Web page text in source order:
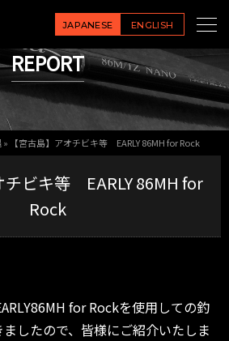
JAPANESE ENGLISH
REPORT
» 【宮古島】アオチビキ等 EARLY 86MH for Rock
チビキ等 EARLY 86MH for
Rock
for Rockを使用しての釣
したので、皆様にご紹介いたしま